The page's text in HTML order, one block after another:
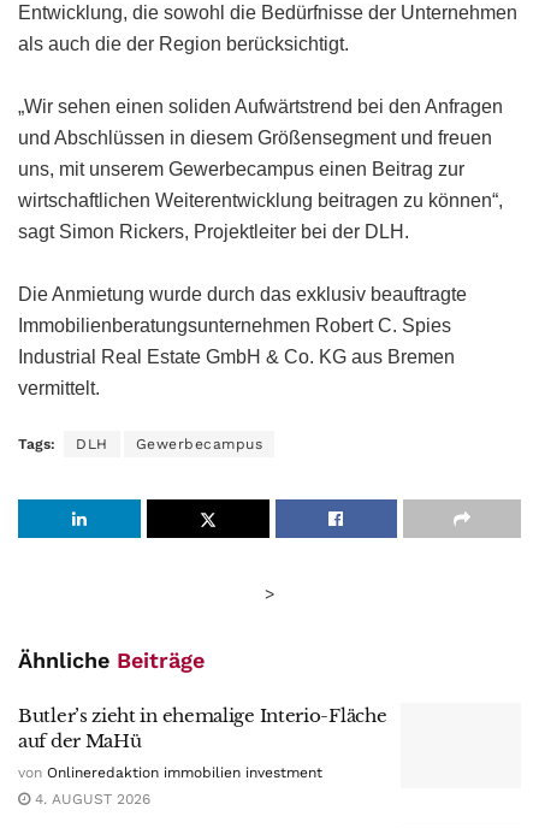
Entwicklung, die sowohl die Bedürfnisse der Unternehmen
als auch die der Region berücksichtigt.
„Wir sehen einen soliden Aufwärtstrend bei den Anfragen
und Abschlüssen in diesem Größensegment und freuen
uns, mit unserem Gewerbecampus einen Beitrag zur
wirtschaftlichen Weiterentwicklung beitragen zu können“,
sagt Simon Rickers, Projektleiter bei der DLH.
Die Anmietung wurde durch das exklusiv beauftragte
Immobilienberatungsunternehmen Robert C. Spies
Industrial Real Estate GmbH & Co. KG aus Bremen
vermittelt.
Tags: DLH Gewerbecampus
>
Ähnliche Beiträge
Butler’s zieht in ehemalige Interio-Fläche
auf der MaHü
von Onlineredaktion immobilien investment
4. AUGUST 2026